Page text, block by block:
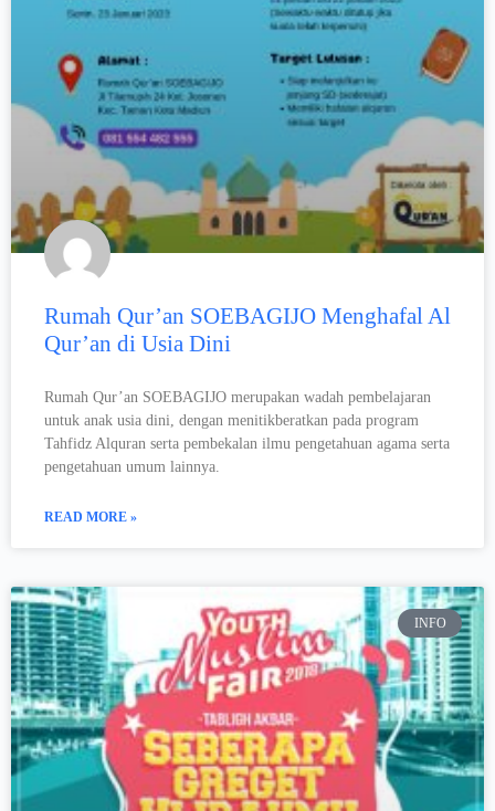
Rumah Qur’an SOEBAGIJO Menghafal Al
Qur’an di Usia Dini
Rumah Qur’an SOEBAGIJO merupakan wadah pembelajaran
untuk anak usia dini, dengan menitikberatkan pada program
Tahfidz Alquran serta pembekalan ilmu pengetahuan agama serta
pengetahuan umum lainnya.
READ MORE »
INFO